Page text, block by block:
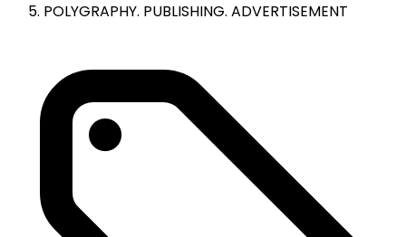
POLYGRAPHY. PUBLISHING. ADVERTISEMENT